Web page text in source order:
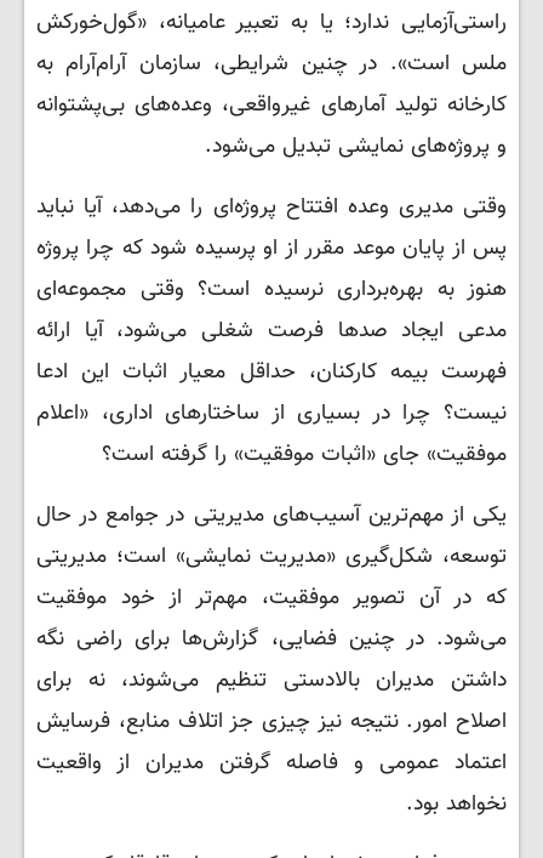
راستی‌آزمایی ندارد؛ یا به تعبیر عامیانه، «گول‌خورکش
ملس است». در چنین شرایطی، سازمان آرام‌آرام به
کارخانه تولید آمارهای غیرواقعی، وعده‌های بی‌پشتوانه
و پروژه‌های نمایشی تبدیل می‌شود.
وقتی مدیری وعده افتتاح پروژه‌ای را می‌دهد، آیا نباید
پس از پایان موعد مقرر از او پرسیده شود که چرا پروژه
هنوز به بهره‌برداری نرسیده است؟ وقتی مجموعه‌ای
مدعی ایجاد صدها فرصت شغلی می‌شود، آیا ارائه
فهرست بیمه کارکنان، حداقل معیار اثبات این ادعا
نیست؟ چرا در بسیاری از ساختارهای اداری، «اعلام
موفقیت» جای «اثبات موفقیت» را گرفته است؟
یکی از مهم‌ترین آسیب‌های مدیریتی در جوامع در حال
توسعه، شکل‌گیری «مدیریت نمایشی» است؛ مدیریتی
که در آن تصویر موفقیت، مهم‌تر از خود موفقیت
می‌شود. در چنین فضایی، گزارش‌ها برای راضی نگه
داشتن مدیران بالادستی تنظیم می‌شوند، نه برای
اصلاح امور. نتیجه نیز چیزی جز اتلاف منابع، فرسایش
اعتماد عمومی و فاصله گرفتن مدیران از واقعیت
نخواهد بود.